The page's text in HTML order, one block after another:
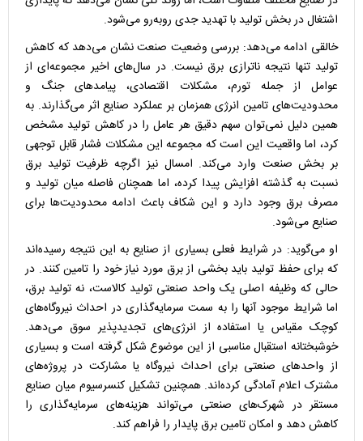
اشتغال در بخش تولید با تهدید جدی روبه‌رو می‌شود.
خالقی ادامه می‌دهد: بررسی وضعیت صنعت نشان می‌دهد که کاهش
تولید تنها نتیجه ناترازی برق نیست. در سال‌های اخیر مجموعه‌ای از
عوامل از جمله تورم، مشکلات اقتصادی، پیامد‌های جنگ و
محدودیت‌های تامین انرژی همزمان بر عملکرد صنایع اثر می‌گذارند. به
همین دلیل نمی‌توان سهم دقیق هر عامل را در کاهش تولید مشخص
کرد، اما واقعیت این است که مجموعه این مشکلات فشار قابل توجهی
بر بخش صنعت وارد می‌کند. امسال نیز اگرچه ظرفیت تولید برق
نسبت به گذشته افزایش پیدا کرده، اما همچنان فاصله میان تولید و
مصرف برق وجود دارد و این شکاف باعث ادامه محدودیت‌ها برای
صنایع می‌شود.
او می‌گوید: در شرایط فعلی بسیاری از صنایع به این نتیجه رسیده‌اند
که برای حفظ تولید باید بخشی از برق مورد نیاز خود را تامین کنند. در
حالی که وظیفه اصلی یک واحد صنعتی تولید کالاست، نه تولید برق،
اما شرایط موجود آنها را به سمت سرمایه‌گذاری در احداث نیروگاه‌های
کوچک مقیاس یا استفاده از انرژی‌های تجدیدپذیر سوق می‌دهد.
خوشبختانه استقبال مناسبی از این موضوع شکل گرفته است و بسیاری
از واحد‌های صنعتی برای احداث نیروگاه یا مشارکت در پروژه‌های
مشترک اعلام آمادگی کرده‌اند. همچنین تشکیل کنسرسیوم میان صنایع
مستقر در شهرک‌های صنعتی می‌تواند هزینه‌های سرمایه‌گذاری را
کاهش دهد و امکان تامین برق پایدار را فراهم کند.